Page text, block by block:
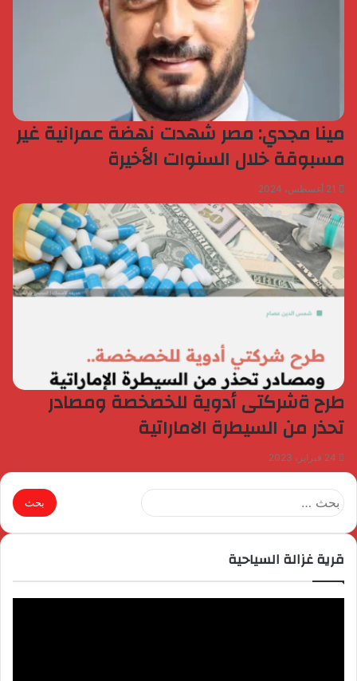
مينا مجدي: مصر شهدت نهضة عمرانية غير
مسبوقة خلال السنوات الأخيرة
21 أغسطس، 2024
طرح ةشركتى أدوية للخصخصة ومصادر
تحذر من السيطرة الاماراتية
24 فبراير، 2023
قرية غزالة السياحية